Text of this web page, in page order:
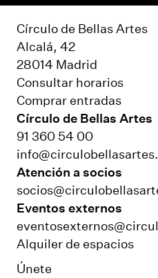
Círculo de Bellas Artes
Alcalá, 42
28014 Madrid
Consultar horarios
Comprar entradas
Círculo de Bellas Artes
91 360 54 00
Atención a socios
Eventos externos
Alquiler de espacios
Únete